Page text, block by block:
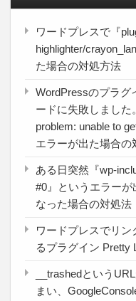
ワードプレスで『
highlighter/
た場合の対処方法
WordPressのプラグ
ードに失敗しました
problem: unable to
エラーが出た場合の
ある日突然『wp-
#0』というエラーが
なった場合の対処法
ワードプレスでリン
るプラグイン Pretty
__trashedという
まい、